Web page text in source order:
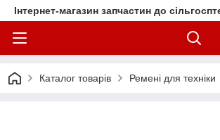
Інтернет-магазин запчастин до
Каталог товарів Ремені для техніки